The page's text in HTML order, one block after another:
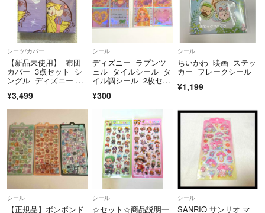
シーツ/カバー
【新品未使用】 布団
カバー 3点セット シ
ングル ディズニー ラ
¥3,499
シール
ディズニー ラプンツ
ェル タイルシール タ
イル調シール 2枚セッ
¥300
シール
ちいかわ 映画 ステッ
カー フレークシール
¥1,199
シール
【正規品】ボンボンド
シール
☆セット☆商品説明一
シール
SANRIO サンリオ マ